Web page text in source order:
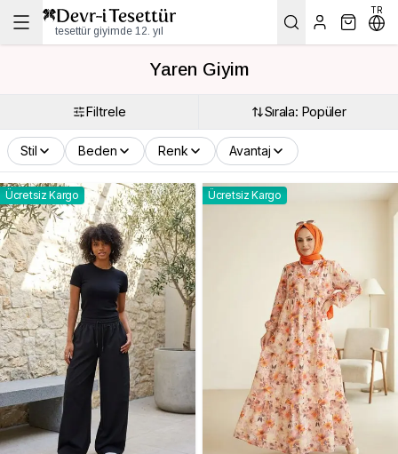
tesettür giyimde 12. yıl
TR
Yaren Giyim
Filtrele Sırala: Popüler
Stil Beden Renk Avantaj
Ücretsiz Kargo Ücretsiz Kargo